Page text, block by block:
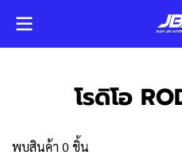
โรดิโอ
พบสินค้า 0 ชิ้น